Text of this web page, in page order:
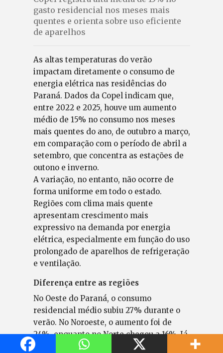
gasto residencial nos meses mais
quentes e orienta sobre uso eficiente
de aparelhos
As altas temperaturas do verão
impactam diretamente o consumo de
energia elétrica nas residências do
Paraná. Dados da Copel indicam que,
entre 2022 e 2025, houve um aumento
médio de 15% no consumo nos meses
mais quentes do ano, de outubro a março,
em comparação com o período de abril a
setembro, que concentra as estações de
outono e inverno.
A variação, no entanto, não ocorre de
forma uniforme em todo o estado.
Regiões com clima mais quente
apresentam crescimento mais
expressivo na demanda por energia
elétrica, especialmente em função do uso
prolongado de aparelhos de refrigeração
e ventilação.
Diferença entre as regiões
No Oeste do Paraná, o consumo
residencial médio subiu 27% durante o
verão. No Noroeste, o aumento foi de
24%, enquanto no Norte chegou a 16%. Já
nas regiões Leste e Centro-Sul, onde as